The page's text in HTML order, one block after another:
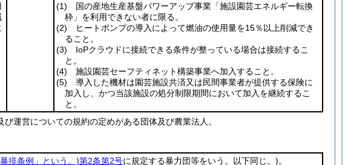
(1) 国の産地生産基盤パワーアップ事業「施設園芸エネルギー転換
枠」を利用できない者に限る。
(2) ヒートポンプの導入によって燃油の使用量を15％以上削減でき
ること。
(3) IoPクラウドに接続できる条件が整っている場合は接続するこ
と。
(4) 施設園芸セーフティネット構築事業へ加入すること。
(5) 導入した機材は園芸施設共済又は民間事業者が提供する保険に
加入し、かつ当該施設の処分制限期間において加入を継続するこ
と。
運営についての規約の定めがある団体及び農業法人。
排条例」という。)第2条第2号に規定する暴力団等をいう。以下同じ。)。